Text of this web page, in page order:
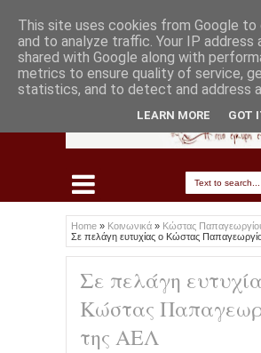
Home » Κοινωνικά » Κώστας
Σε πελάγη ευτυχίας ο Κώστας
Σε πελάγη
Κώστας
της ΑΕΛ
This site uses cookies from Google
and to analyze traffic. Your IP address
shared with Google along with
metrics to ensure quality of service,
statistics, and to detect and address
LEARN MORE GOT